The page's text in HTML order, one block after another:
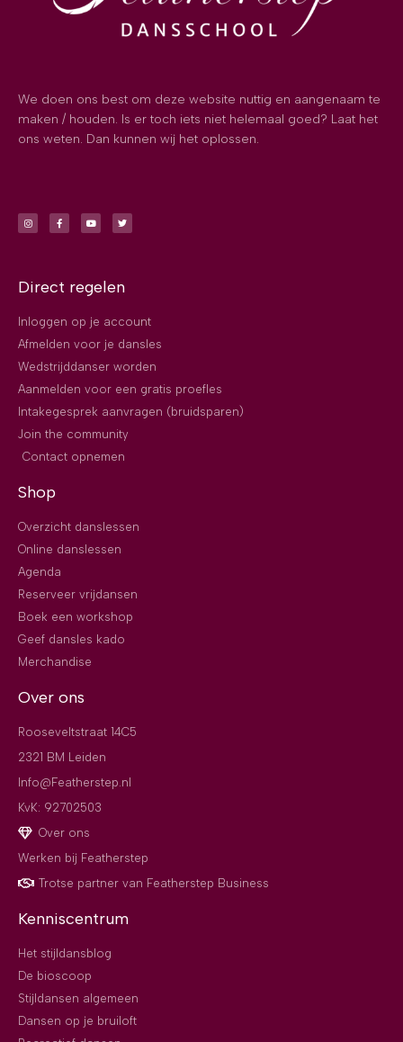
We doen ons best om deze website nuttig en aangenaam te
maken / houden. Is er toch iets niet helemaal goed? Laat het
ons weten. Dan kunnen wij het oplossen.
Direct regelen
Inloggen op je account
Afmelden voor je dansles
Wedstrijddanser worden
Aanmelden voor een gratis proefles
Intakegesprek aanvragen (bruidsparen)
Join the community
Contact opnemen
Shop
Overzicht danslessen
Online danslessen
Agenda
Reserveer vrijdansen
Boek een workshop
Geef dansles kado
Merchandise
Over ons
Rooseveltstraat 14C5
2321 BM Leiden
Info@Featherstep.nl
KvK: 92702503
Over ons
Werken bij Featherstep
Trotse partner van Featherstep Business
Kenniscentrum
Het stijldansblog
De bioscoop
Stijldansen algemeen
Dansen op je bruiloft